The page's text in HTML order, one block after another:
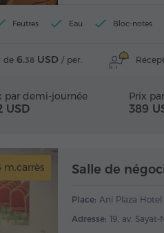
Feutres Eau Bloc-notes
de 6.38 USD / per.
par demi-journée
USD
Prix
389
m.carrès Salle de
Place: Ani Plaza Hotel
Adresse: 19, av.